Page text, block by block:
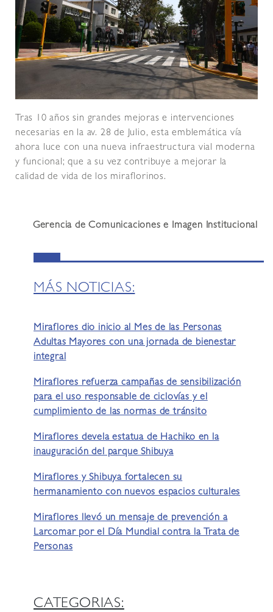
Tras 10 años sin grandes mejoras e intervenciones
necesarias en la av. 28 de Julio, esta emblemática vía
ahora luce con una nueva infraestructura vial moderna
y funcional; que a su vez contribuye a mejorar la
calidad de vida de los miraflorinos.
Gerencia de Comunicaciones e Imagen Institucional
MÁS NOTICIAS:
Miraflores dio inicio al Mes de las Personas
Adultas Mayores con una jornada de bienestar
integral
Miraflores refuerza campañas de sensibilización
para el uso responsable de ciclovías y el
cumplimiento de las normas de tránsito
Miraflores devela estatua de Hachiko en la
inauguración del parque Shibuya
Miraflores y Shibuya fortalecen su
hermanamiento con nuevos espacios culturales
Miraflores llevó un mensaje de prevención a
Larcomar por el Día Mundial contra la Trata de
Personas
CATEGORIAS: